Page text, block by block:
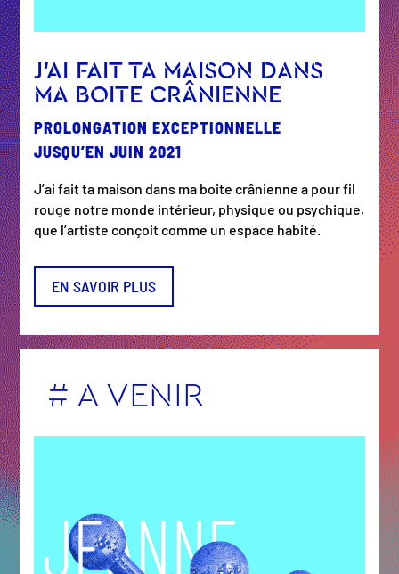
J’AI FAIT TA MAISON DANS
MA BOITE CRÂNIENNE
PROLONGATION EXCEPTIONNELLE
JUSQU’EN JUIN 2021
J’ai fait ta maison dans ma boite crânienne a pour fil
rouge notre monde intérieur, physique ou psychique,
que l’artiste conçoit comme un espace habité.
EN SAVOIR PLUS
# A VENIR